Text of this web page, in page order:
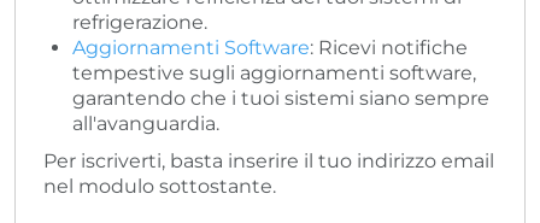
refrigerazione.
Aggiornamenti Software: Ricevi notifiche
tempestive sugli aggiornamenti software,
garantendo che i tuoi sistemi siano sempre
all'avanguardia.
Per iscriverti, basta inserire il tuo indirizzo email
nel modulo sottostante.